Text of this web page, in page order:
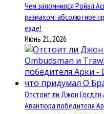
Чем запомнился Ройал
размахом: абсолютное
езде!
Июнь 21, 2026
Отстоит ли Джон Госден
Авантюра победителя